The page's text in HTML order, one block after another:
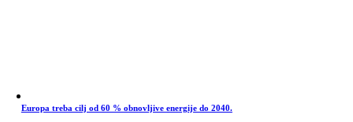
Europa treba cilj od 60 % obnovljive energije do 2040.